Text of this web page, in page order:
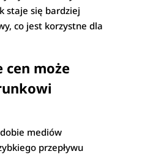
staje się bardziej
co jest korzystne dla
cen może
mediów
przepływu